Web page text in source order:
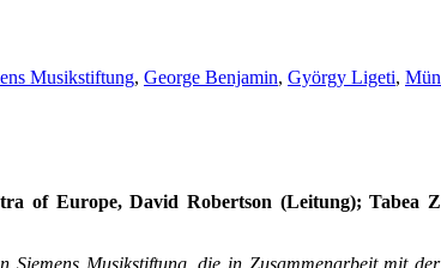
Musikstiftung, George Benjamin, György Ligeti,
of Europe, David Robertson (Leitung); Tabea